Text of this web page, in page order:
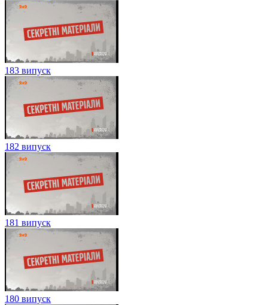
183 випуск
182 випуск
181 випуск
180 випуск